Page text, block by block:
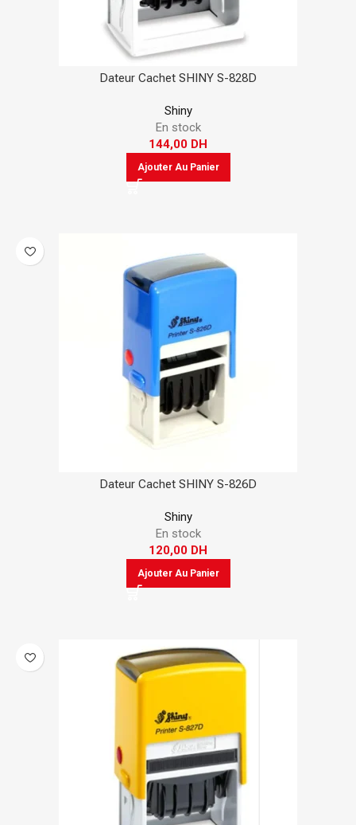
Dateur Cachet SHINY S-828D
Shiny
En stock
144,00 DH
Ajouter Au Panier
Dateur Cachet SHINY S-826D
Shiny
En stock
120,00 DH
Ajouter Au Panier